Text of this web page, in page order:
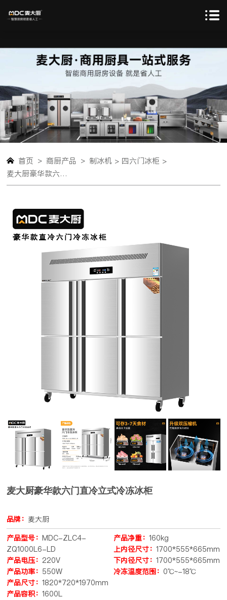
首页 > 商厨产品 > 制冰机 > 四六门冰柜 >
麦大厨豪华款六门直冷立式冷冻冰柜
麦大厨豪华款六门直冷立式冷冻冰柜
品牌： 麦大厨
产品型号：MDC-ZLC4-
ZQ1000L6-LD
产品电压： 220V
产品功率： 550W
产品尺寸：1820*720*1970mm
产品容积：1600L
产品净重： 160kg
上内径尺寸： 1700*555*665mm
下内径尺寸： 1700*555*665mm
冷冻温度范围： 0℃~-18℃